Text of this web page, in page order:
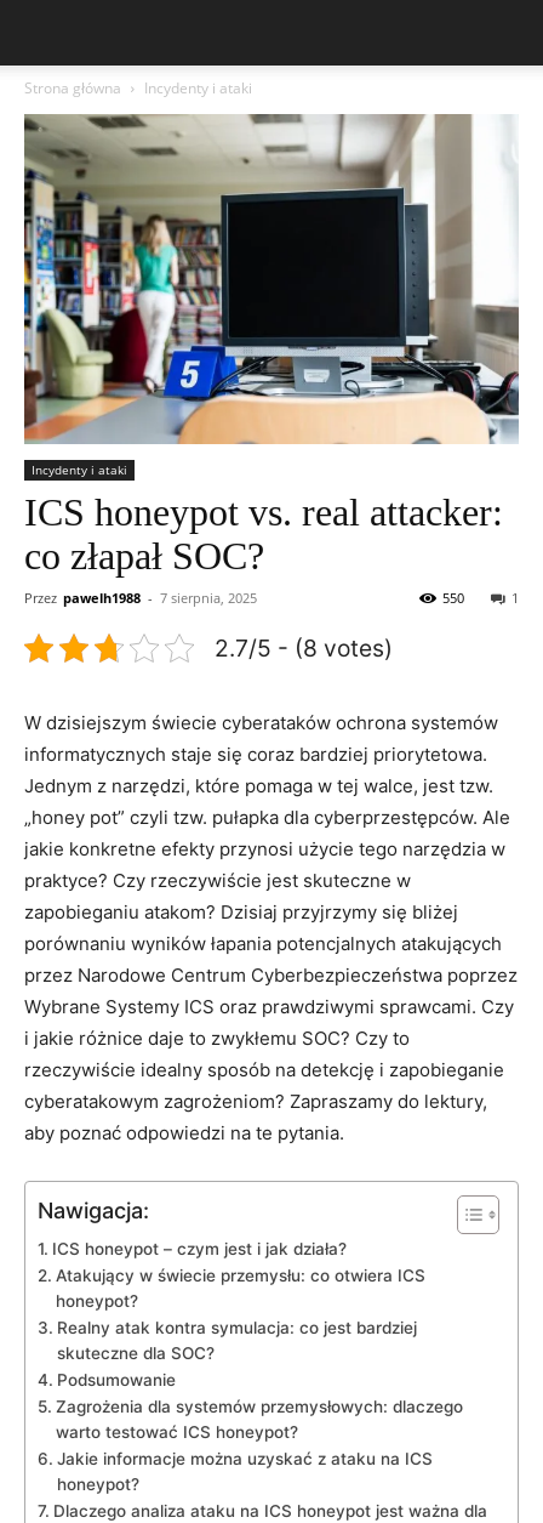
Strona główna Incydenty i ataki
Incydenty i ataki
ICS honeypot vs. real attacker:
co złapał SOC?
Przez pawelh1988 - 7 sierpnia, 2025 1
550
2.7/5 - (8 votes)
W dzisiejszym świecie cyberataków ochrona systemów
informatycznych staje⁣ się‌ coraz bardziej priorytetowa.
Jednym z narzędzi, które pomaga w tej walce, jest tzw.⁣
„honey pot” czyli tzw. pułapka dla cyberprzestępców. Ale
jakie konkretne efekty przynosi użycie tego narzędzia w
praktyce? Czy rzeczywiście jest skuteczne ‍w
zapobieganiu atakom? Dzisiaj​ przyjrzymy‌ się bliżej
porównaniu wyników łapania potencjalnych atakujących
przez Narodowe⁣ Centrum Cyberbezpieczeństwa‌ poprzez
Wybrane Systemy⁣ ICS oraz prawdziwymi⁢ sprawcami. Czy
i jakie różnice daje to zwykłemu SOC?⁤ Czy to
rzeczywiście idealny sposób na detekcję i zapobieganie
cyberatakowym zagrożeniom? Zapraszamy do lektury,
‍aby poznać odpowiedzi na te pytania.
Nawigacja:
ICS honeypot – czym jest i jak działa?
Atakujący ‌w świecie przemysłu: co otwiera ICS
honeypot?
Realny atak kontra symulacja: co jest bardziej
skuteczne dla SOC?
Podsumowanie
Zagrożenia dla systemów przemysłowych: dlaczego
warto ⁢testować ICS honeypot?
Jakie informacje można uzyskać z ataku na⁤ ICS
honeypot?
Dlaczego analiza ataku ⁢na ICS⁤ honeypot jest ważna dla